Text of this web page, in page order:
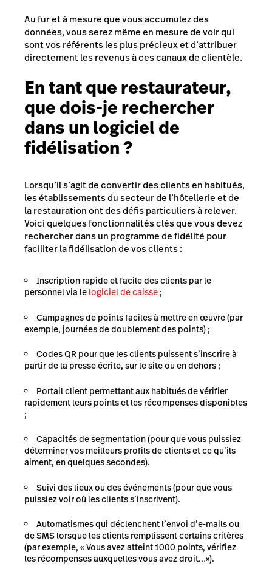
Au fur et à mesure que vous accumulez des
données, vous serez même en mesure de voir qui
sont vos référents les plus précieux et d’attribuer
directement les revenus à ces canaux de clientèle.
En tant que restaurateur,
que dois-je rechercher
dans un logiciel de
fidélisation ?
Lorsqu’il s’agit de convertir des clients en habitués,
les établissements du secteur de l’hôtellerie et de
la restauration ont des défis particuliers à relever.
Voici quelques fonctionnalités clés que vous devez
rechercher dans un programme de fidélité pour
faciliter la fidélisation de vos clients :
Inscription rapide et facile des clients par le
personnel via le logiciel de caisse ;
Campagnes de points faciles à mettre en œuvre (par
exemple, journées de doublement des points) ;
Codes QR pour que les clients puissent s’inscrire à
partir de la presse écrite, sur le site ou en dehors ;
Portail client permettant aux habitués de vérifier
rapidement leurs points et les récompenses disponibles
;
Capacités de segmentation (pour que vous puissiez
déterminer vos meilleurs profils de clients et ce qu’ils
aiment, en quelques secondes).
Suivi des lieux ou des événements (pour que vous
puissiez voir où les clients s’inscrivent).
Automatismes qui déclenchent l’envoi d’e-mails ou
de SMS lorsque les clients remplissent certains critères
(par exemple, « Vous avez atteint 1000 points, vérifiez
les récompenses auxquelles vous avez droit…»).